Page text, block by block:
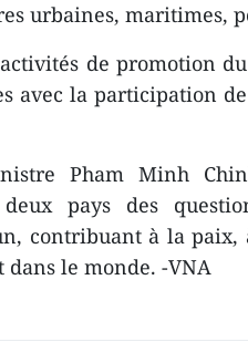
urbaines, maritimes,
de promotion
avec la participation
Pham Minh
pays des
contribuant à la
dans le monde. -VNA